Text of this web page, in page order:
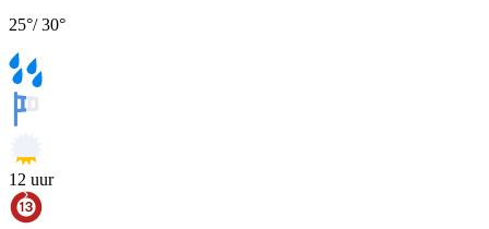
25°/30°
12 uur